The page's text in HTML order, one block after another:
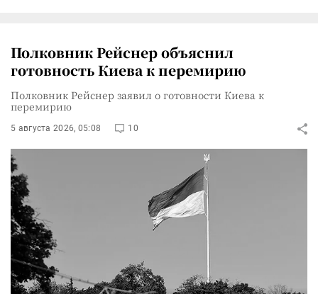
Полковник Рейснер объяснил
готовность Киева к перемирию
Полковник Рейснер заявил о готовности Киева к
перемирию
5 августа 2026, 05:08 10